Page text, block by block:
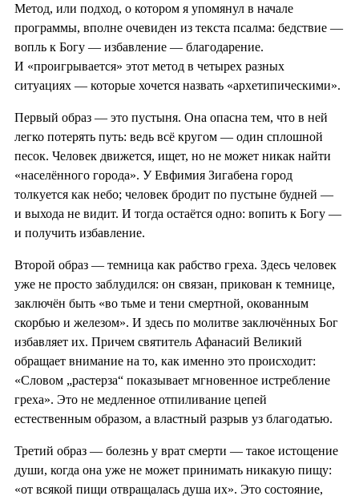
Метод, или подход, о котором я упомянул в начале
программы, вполне очевиден из текста псалма: бедствие —
вопль к Богу — избавление — благодарение.
И «проигрывается» этот метод в четырех разных
ситуациях — которые хочется назвать «архетипическими».
Первый образ — это пустыня. Она опасна тем, что в ней
легко потерять путь: ведь всё кругом — один сплошной
песок. Человек движется, ищет, но не может никак найти
«населённого города». У Евфимия Зигабена город
толкуется как небо; человек бродит по пустыне будней —
и выхода не видит. И тогда остаётся одно: вопить к Богу —
и получить избавление.
Второй образ — темница как рабство греха. Здесь человек
уже не просто заблудился: он связан, прикован к темнице,
заключён быть «во тьме и тени смертной, окованным
скорбью и железом». И здесь по молитве заключённых Бог
избавляет их. Причем святитель Афанасий Великий
обращает внимание на то, как именно это происходит:
«Словом „растерза“ показывает мгновенное истребление
греха». Это не медленное отпиливание цепей
естественным образом, а властный разрыв уз благодатью.
Третий образ — болезнь у врат смерти — такое истощение
души, когда она уже не может принимать никакую пищу:
«от всякой пищи отвращалась душа их». Это состояние,